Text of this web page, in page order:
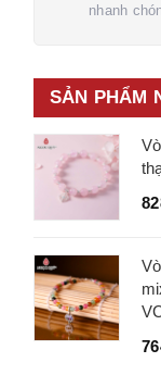
nhanh
SẢN PHẨM